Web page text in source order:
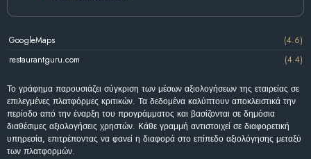
GoogleMaps
(4.6)
restaurantguru.com
(4.4)
Το γράφημα παρουσιάζει σύγκριση των μέσων αξιολογήσεων της εταιρείας σε
επιλεγμένες πλατφόρμες κριτικών. Τα δεδομένα καλύπτουν αποκλειστικά την
περίοδο από την έναρξη του προγράμματος και βασίζονται σε δημόσια
διαθέσιμες αξιολογήσεις χρηστών. Κάθε γραμμή αντιστοιχεί σε διαφορετική
υπηρεσία, επιτρέποντας να φανεί η διαφορά στο επίπεδο αξιολόγησης μεταξύ
των πλατφορμών.